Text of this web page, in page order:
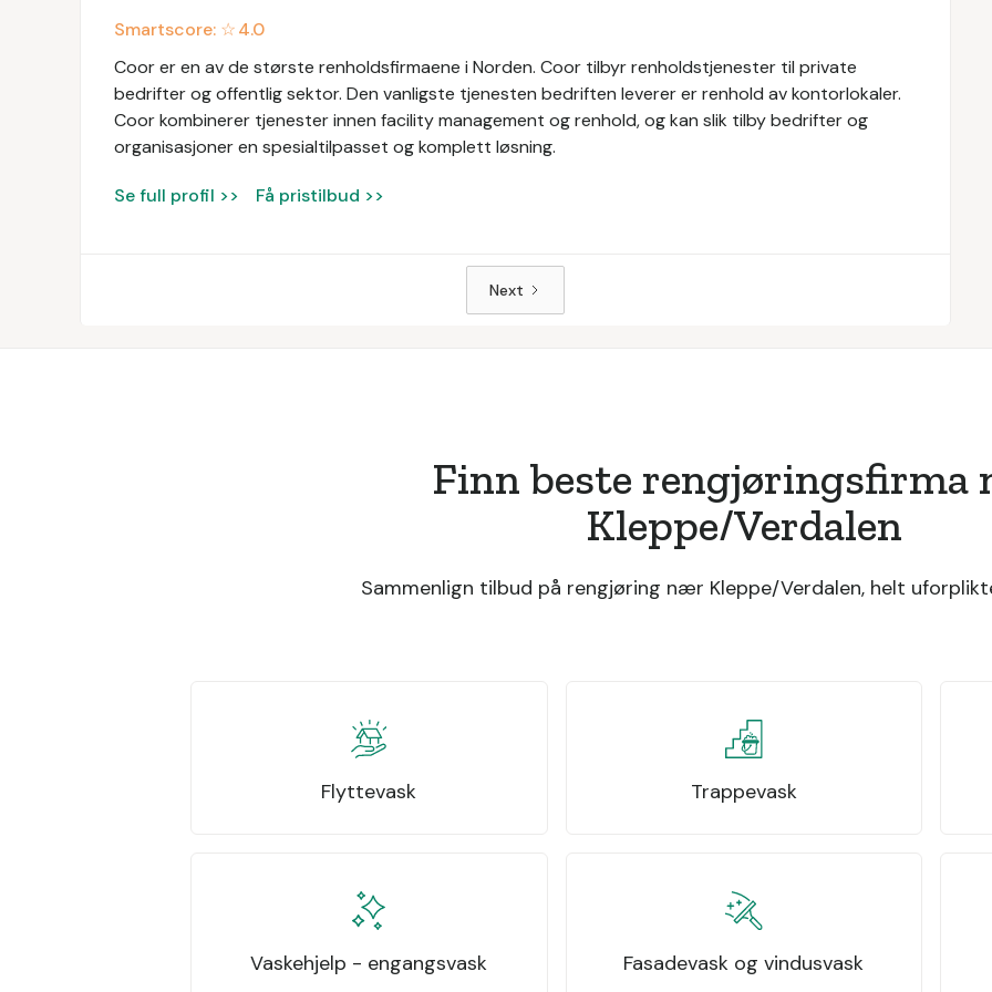
Smartscore: ☆4.0
Coor er en av de største renholdsfirmaene i Norden. Coor tilbyr renholdstjenester til private
bedrifter og offentlig sektor. Den vanligste tjenesten bedriften leverer er renhold av kontorlokaler.
Coor kombinerer tjenester innen facility management og renhold, og kan slik tilby bedrifter og
organisasjoner en spesialtilpasset og komplett løsning.
Se full profil >> Få pristilbud >>
Next
Finn beste rengjøringsfirma
Kleppe/Verdalen
Sammenlign tilbud på rengjøring nær Kleppe/Verdalen, helt
Flyttevask Trappevask
Vaskehjelp - engangsvask Fasadevask og vindusvask